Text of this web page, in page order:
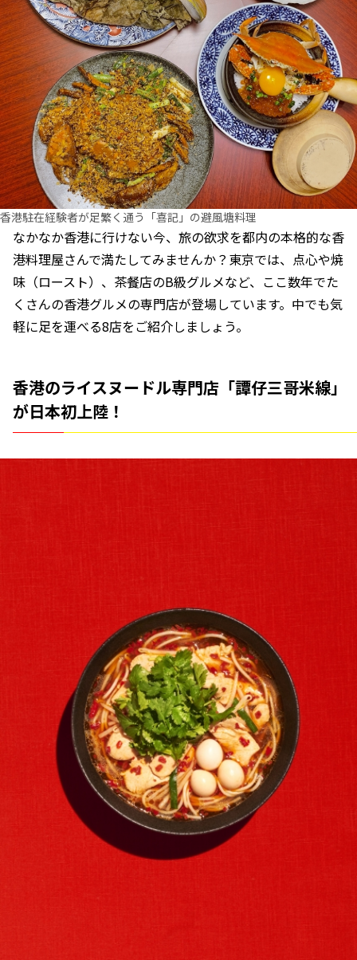
香港駐在経験者が足繁く通う「喜記」の避風塘料理
なかなか香港に行けない今、旅の欲求を都内の本格的な香
港料理屋さんで満たしてみませんか？東京では、点心や焼
味（ロースト）、茶餐店のB級グルメなど、ここ数年でた
くさんの香港グルメの専門店が登場しています。中でも気
軽に足を運べる8店をご紹介しましょう。
香港のライスヌードル専門店「譚仔三哥米線」
が日本初上陸！